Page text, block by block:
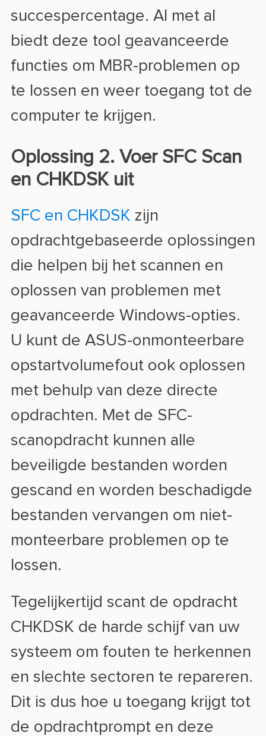
succespercentage. Al met al
biedt deze tool geavanceerde
functies om MBR-problemen op
te lossen en weer toegang tot de
computer te krijgen.
Oplossing 2. Voer SFC Scan
en CHKDSK uit
SFC en CHKDSK zijn
opdrachtgebaseerde oplossingen
die helpen bij het scannen en
oplossen van problemen met
geavanceerde Windows-opties.
U kunt de ASUS-onmonteerbare
opstartvolumefout ook oplossen
met behulp van deze directe
opdrachten. Met de SFC-
scanopdracht kunnen alle
beveiligde bestanden worden
gescand en worden beschadigde
bestanden vervangen om niet-
monteerbare problemen op te
lossen.
Tegelijkertijd scant de opdracht
CHKDSK de harde schijf van uw
systeem om fouten te herkennen
en slechte sectoren te repareren.
Dit is dus hoe u toegang krijgt tot
de opdrachtprompt en deze